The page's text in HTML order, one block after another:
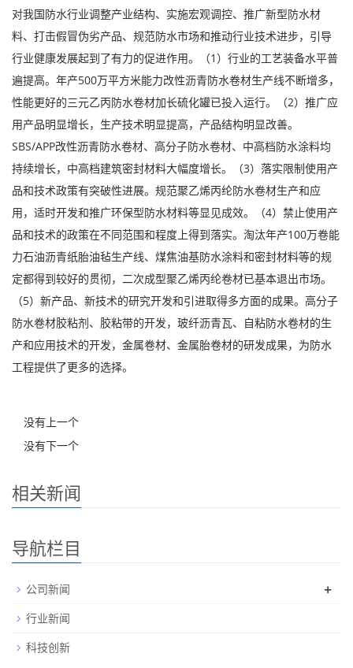
对我国防水行业调整产业结构、实施宏观调控、推广新型防水材
料、打击假冒伪劣产品、规范防水市场和推动行业技术进步，引导
行业健康发展起到了有力的促进作用。（1）行业的工艺装备水平普
遍提高。年产500万平方米能力改性沥青防水卷材生产线不断增多，
性能更好的三元乙丙防水卷材加长硫化罐已投入运行。（2）推广应
用产品明显增长，生产技术明显提高，产品结构明显改善。
SBS/APP改性沥青防水卷材、高分子防水卷材、中高档防水涂料均
持续增长，中高档建筑密封材料大幅度增长。（3）落实限制使用产
品和技术政策有突破性进展。规范聚乙烯丙纶防水卷材生产和应
用，适时开发和推广环保型防水材料等显见成效。（4）禁止使用产
品和技术的政策在不同范围和程度上得到落实。淘汰年产100万卷能
力石油沥青纸胎油毡生产线、煤焦油基防水涂料和密封材料等的规
定都得到较好的贯彻，二次成型聚乙烯丙纶卷材已基本退出市场。
（5）新产品、新技术的研究开发和引进取得多方面的成果。高分子
防水卷材胶粘剂、胶粘带的开发，玻纤沥青瓦、自粘防水卷材的生
产和应用技术的开发，金属卷材、金属胎卷材的研发成果，为防水
工程提供了更多的选择。
没有上一个
没有下一个
相关新闻
导航栏目
公司新闻 +
行业新闻
科技创新